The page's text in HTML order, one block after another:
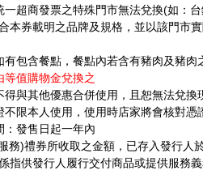
一超商發票之特殊門市無法兌換(如：
本券載明之品牌及規格，並以該門市
有包含餐點，餐點內若含有豬肉及豬
等值購物金兌換之
得與其他優惠合併使用，且恕無法兌換
不限本人使用，使用時店家將會核對憑
：發售日起一年內
務)禮券所收取之金額，已存入發行人
指供發行人履行交付商品或提供服務